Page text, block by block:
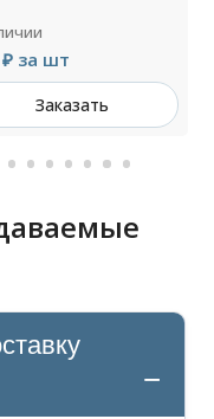
за шт
Заказать